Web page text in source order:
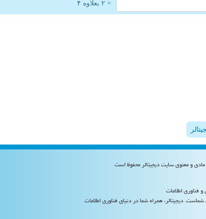
= ۲ بعلاوه ۴
فناوری اطلاعات
دیجیتالر، همراه شما در دنیای فناوری اطلاعات